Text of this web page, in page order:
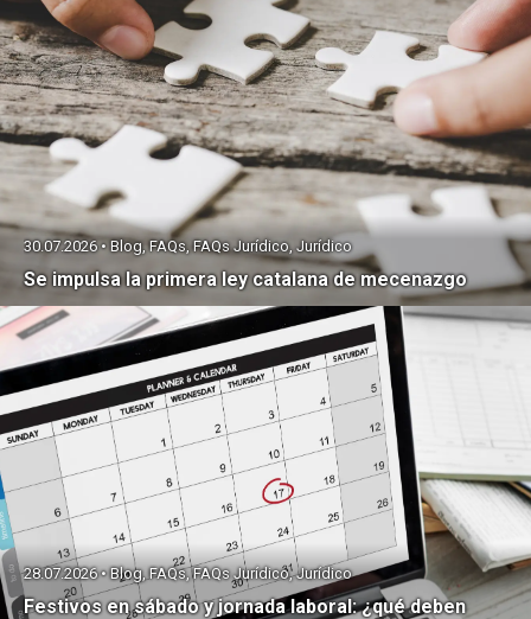
Se impulsa la primera ley catalana de mecenazgo
30.07.2026 • Blog, FAQs, FAQs Jurídico, Jurídico
Festivos en sábado y jornada laboral: ¿qué deben
28.07.2026 • Blog, FAQs, FAQs Jurídico, Jurídico